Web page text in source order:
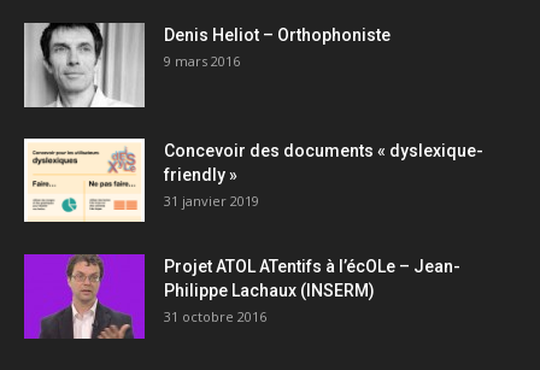
Denis Heliot – Orthophoniste
9 mars 2016
Concevoir des documents « dyslexique-
friendly »
31 janvier 2019
Projet ATOL ATentifs à l’écOLe – Jean-
Philippe Lachaux (INSERM)
31 octobre 2016